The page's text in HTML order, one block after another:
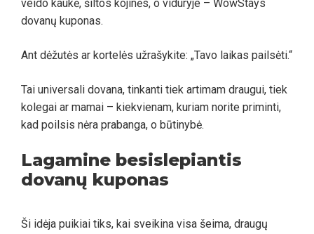
veido kaukė, šiltos kojinės, o viduryje – WowStays
dovanų kuponas.
Ant dėžutės ar kortelės užrašykite: „Tavo laikas pailsėti.“
Tai universali dovana, tinkanti tiek artimam draugui, tiek
kolegai ar mamai – kiekvienam, kuriam norite priminti,
kad poilsis nėra prabanga, o būtinybė.
Lagamine besislepiantis
dovanų kuponas
Ši idėja puikiai tiks, kai sveikina visa šeima, draugų